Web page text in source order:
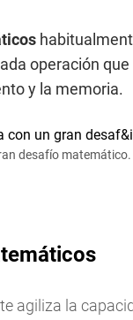
operación
y la memoria.
desafío matemático.
agiliza la